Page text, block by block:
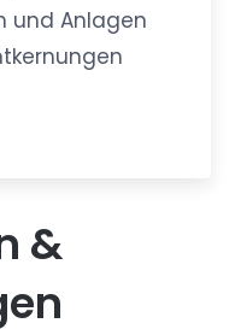
und Anlagen
&